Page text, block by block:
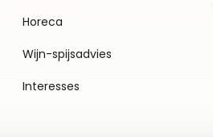
Horeca
Wijn-spijsadvies
Interesses